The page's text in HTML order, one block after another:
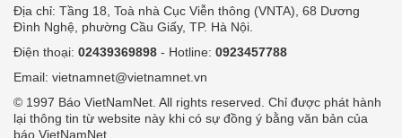
Địa chỉ: Tầng 18, Toà nhà Cục Viễn thông (VNTA), 68 Dương
Đình Nghệ, phường Cầu Giấy, TP. Hà Nội.
Điện thoại: 02439369898 - Hotline: 0923457788
Email: vietnamnet@vietnamnet.vn
© 1997 Báo VietNamNet. All rights reserved. Chỉ được phát hành
lại thông tin từ website này khi có sự đồng ý bằng văn bản của
báo VietNamNet.